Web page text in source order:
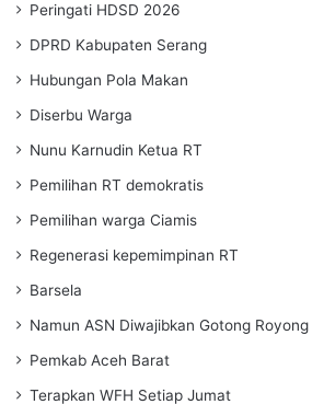
Peringati HDSD 2026
DPRD Kabupaten Serang
Hubungan Pola Makan
Diserbu Warga
Nunu Karnudin Ketua RT
Pemilihan RT demokratis
Pemilihan warga Ciamis
Regenerasi kepemimpinan RT
Barsela
Namun ASN Diwajibkan Gotong Royong
Pemkab Aceh Barat
Terapkan WFH Setiap Jumat